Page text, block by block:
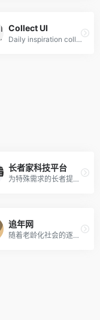
Collect UI
Daily inspiration collected from daily ui archive and beyond.
长者家科技平台
为特殊需求的长者提供定制化的养老服务和模式，我们还提供床位转让，养老顾问一对一咨询，为长者的晚年生活提供完善，可靠，信赖的养老规划服务。
追年网
随着老龄化社会的逐步到来，老龄化正在以加速不可逆的趋势进行着，妥善解决好老有所养、老有所乐、老有所依是全社会共同努力的方向。追年网抓住“互联网+养老”的历史机遇，积极探索，致力于为中国老龄化社会贡献绵薄之力，为中国广大中老年人安享晚年提供服务支持。